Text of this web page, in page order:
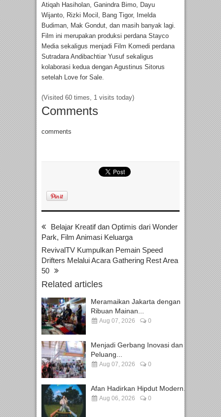
Atiqah Hasiholan, Ganindra Bimo, Dayu
Wijanto, Rizki Mocil, Bang Tigor, Imelda
Budiman, Mak Gondut, dan masih banyak lagi.
Film ini merupakan produksi perdana Stayco
Media sekaligus menjadi Film Komedi perdana
Sutradara Andibachtiar Yusuf sekaligus
kolaborasi kedua dengan Agustinus Sitorus
setelah Love for Sale.
(Visited 60 times, 1 visits today)
Comments
comments
Belajar Kreatif dan Optimis dari Wonder
Park, Film Animasi Keluarga
RevivalTV Kumpulkan Pemain Speed
Drifters Melalui Acara Gathering Rest Area
50
Related articles
Meramaikan Jakarta dengan
Ribuan Mainan...
Aug 07, 2026 0
Menjadi Gerbang Inovasi dan
Peluang...
Aug 07, 2026 0
Afan Hadirkan Hipdut Modern...
Aug 06, 2026 0